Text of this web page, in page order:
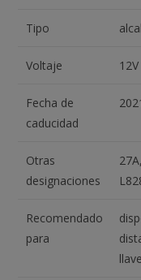
Tipo
Voltaje 12V
Fecha de
caducidad
Otras
designaciones
Recomendado
para